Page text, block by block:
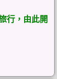
行，由此開